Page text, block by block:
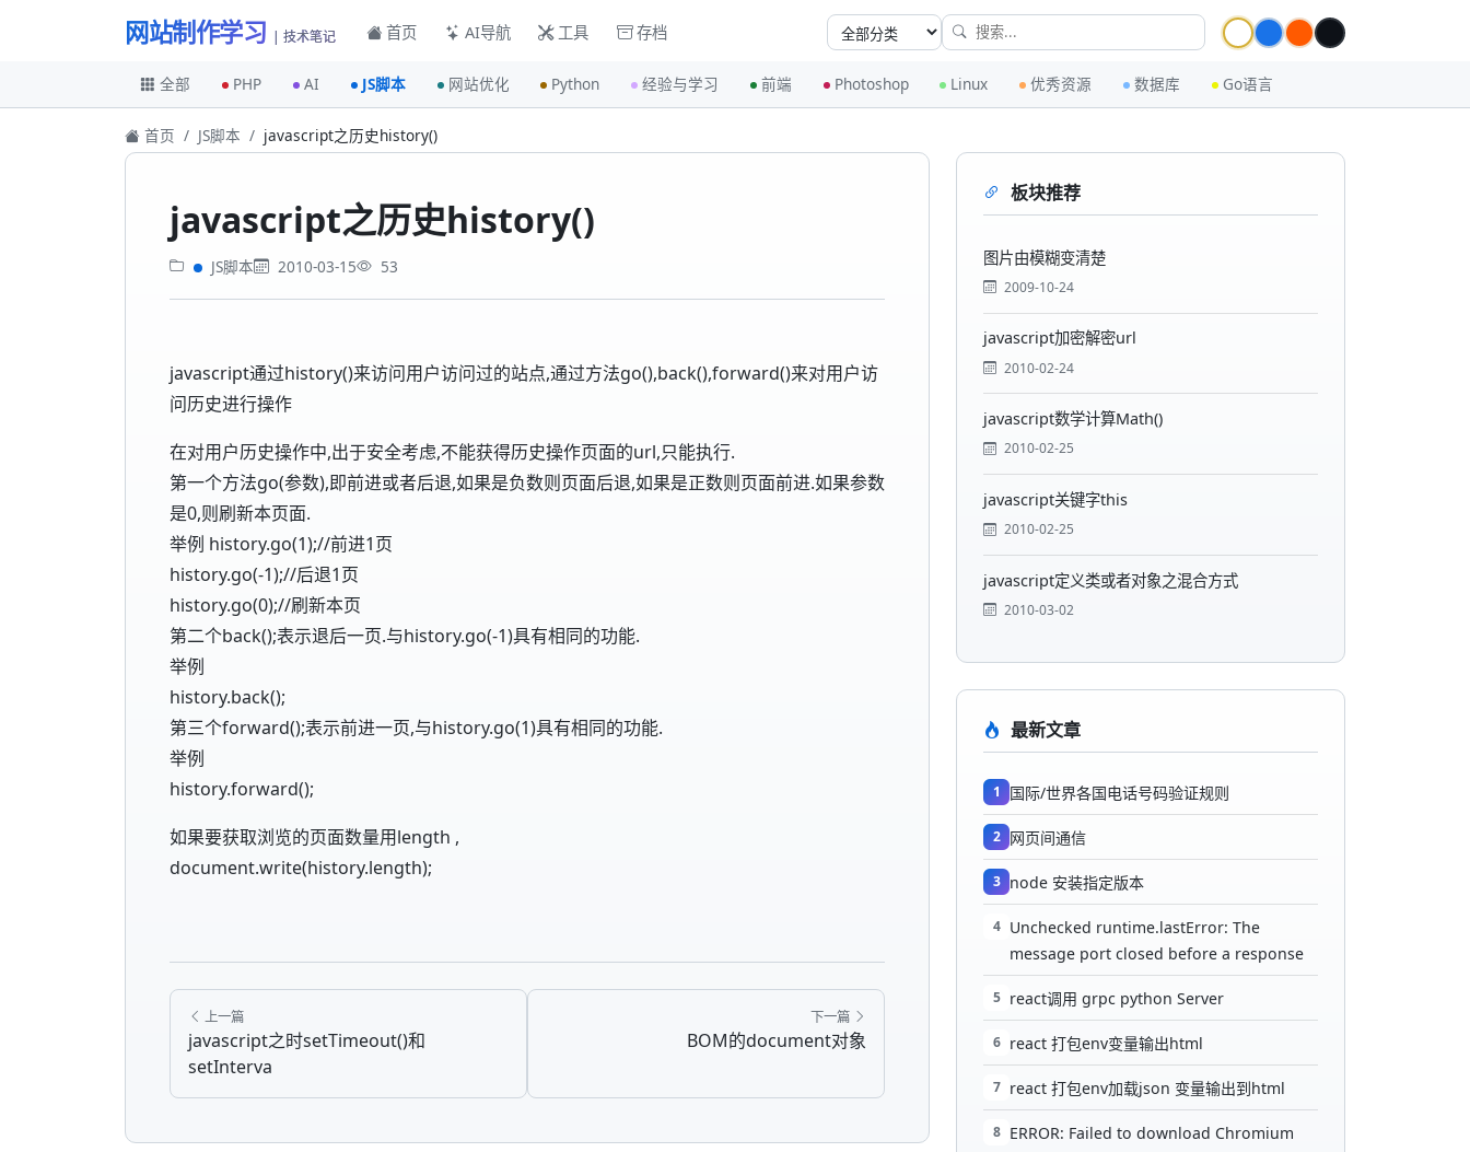
网站制作学习 | 技术笔记 首页 AI导航 工具 存档
全部 PHP AI JS脚本 网站优化 Python 经验与学习 前端 Photoshop Linux 优秀资源 数据库 Go语言
首页 JS脚本 javascript之历史history()
javascript之历史history()
JS脚本 2010-03-15 53
javascript通过history()来访问用户访问过的站点,通过方法go(),back(),forward()来对用户访
问历史进行操作
在对用户历史操作中,出于安全考虑,不能获得历史操作页面的url,只能执行.
第一个方法go(参数),即前进或者后退,如果是负数则页面后退,如果是正数则页面前进.如果参数
是0,则刷新本页面.
举例 history.go(1);//前进1页
history.go(-1);//后退1页
history.go(0);//刷新本页
第二个back();表示退后一页.与history.go(-1)具有相同的功能.
举例
history.back();
第三个forward();表示前进一页,与history.go(1)具有相同的功能.
举例
history.forward();
如果要获取浏览的页面数量用length ,
document.write(history.length);
上一篇
javascript之时setTimeout()和
setInterva
下一篇
BOM的document对象
板块推荐
图片由模糊变清楚
2009-10-24
javascript加密解密url
2010-02-24
javascript数学计算Math()
2010-02-25
javascript关键字this
2010-02-25
javascript定义类或者对象之混合方式
2010-03-02
最新文章
1 国际/世界各国电话号码验证规则
2 网页间通信
3 node 安装指定版本
4 Unchecked runtime.lastError: The
message port closed before a response
5 react调用 grpc python Server
6 react 打包env变量输出html
7 react 打包env加载json 变量输出到html
8 ERROR: Failed to download Chromium